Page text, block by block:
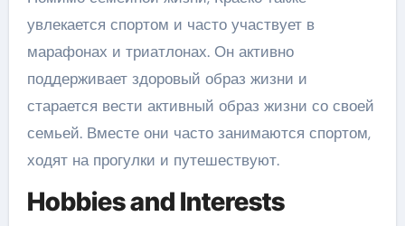
увлекается спортом и часто участвует в
марафонах и триатлонах. Он активно
поддерживает здоровый образ жизни и
старается вести активный образ жизни со своей
семьей. Вместе они часто занимаются спортом,
ходят на прогулки и путешествуют.
Hobbies and Interests